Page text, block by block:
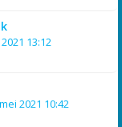
13:12
2021 10:42